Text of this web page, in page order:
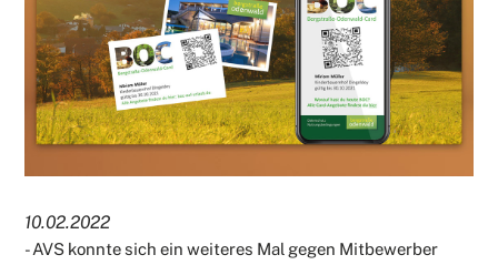
10.02.2022
- AVS konnte sich ein weiteres Mal gegen Mitbewerber